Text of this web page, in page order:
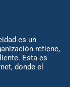
es un
retiene,
Esta es
donde el